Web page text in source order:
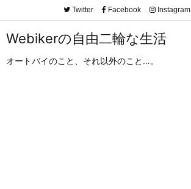
Webikerの自由二輪な生活
オートバイのこと、それ以外のこと…。
Twitter Facebook Instagram